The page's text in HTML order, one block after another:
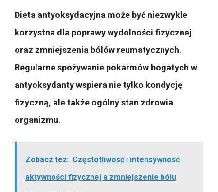
Dieta antyoksydacyjna może być niezwykle
korzystna dla poprawy wydolności fizycznej
oraz zmniejszenia bólów reumatycznych.
Regularne spożywanie pokarmów bogatych w
antyoksydanty wspiera nie tylko kondycję
fizyczną, ale także ogólny stan zdrowia
organizmu.
Zobacz też: Częstotliwość i intensywność
aktywności fizycznej a zmniejszenie bólu